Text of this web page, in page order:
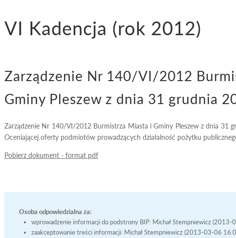
VI Kadencja (rok 2012)
Zarządzenie Nr 140/VI/2012
Gminy Pleszew z dnia 31 grudnia
Zarządzenie Nr 140/VI/2012 Burmistrza Miasta i Gminy Pleszew z dnia 31
Oceniającej oferty podmiotów prowadzących działalność pożytku
Pobierz dokument - format pdf
Osoba odpowiedzialna za:
wprowadzenie informacji do podstrony BIP: Michał Stempniewicz
zaakceptowanie treści informacji: Michał Stempniewicz (2013-03-06